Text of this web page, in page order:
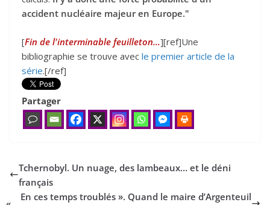
accident nucléaire majeur en Europe."
[Fin de l'interminable feuilleton…][ref]Une
bibliographie se trouve avec le premier article de la
série.[/ref]
Partager
Tchernobyl. Un nuage, des lambeaux… et le déni
français
En ces temps troublés ». Quand le maire d’Argenteuil